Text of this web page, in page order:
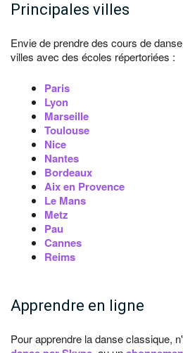
Principales villes
Envie de prendre des cours de
villes avec des écoles répertoriées :
Paris
Lyon
Marseille
Toulouse
Nice
Nantes
Bordeaux
Aix en Provence
Le Mans
Metz
Pau
Cannes
Reims
Apprendre en ligne
Pour apprendre la danse classique,